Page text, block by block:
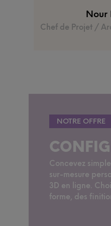
une petiteNour
Chef de Projet /
NOTRE OFFRE
Concevez
sur-mesure
3D en ligne.
forme, des